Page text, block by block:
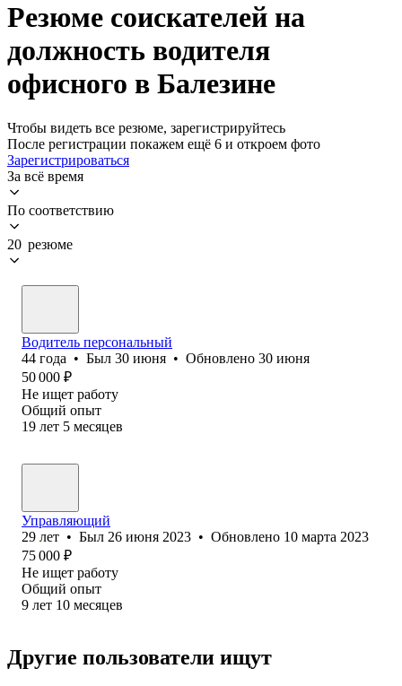
Резюме соискателей на
должность водителя
офисного в Балезине
Чтобы видеть все резюме, зарегистрируйтесь
После регистрации покажем ещё 6 и откроем фото
Зарегистрироваться
За всё время
По соответствию
20 резюме
Водитель персональный
44 года • Был 30 июня • Обновлено 30 июня
50 000 ₽
Не ищет работу
Общий опыт
19 лет 5 месяцев
Управляющий
29 лет • Был 26 июня 2023 • Обновлено 10 марта 2023
75 000 ₽
Не ищет работу
Общий опыт
9 лет 10 месяцев
Другие пользователи ищут